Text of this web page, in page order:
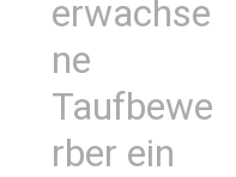
erwachse
ne
Taufbewe
rber ein